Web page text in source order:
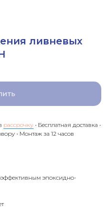
ливневых
рассрочку • Бесплатная доставка •
• Монтаж за 12 часов
эпоксидно-